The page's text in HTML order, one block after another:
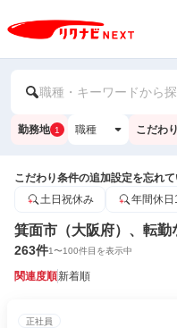
職種・キーワードから
勤務地 1 職種 こだわ
こだわり条件の追加設定を忘れ
土日祝休み
年間休
箕面市（大阪府）、転勤
263件1〜100件目を表示中
関連度順新着順
正社員